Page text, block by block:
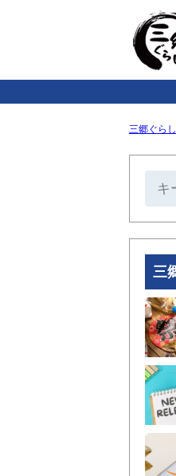
三郷ぐら
三